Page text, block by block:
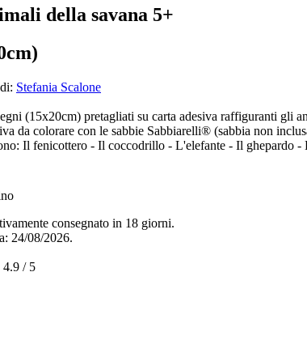
della savana 5+
Stefania Scalone
da colorare con le sabbie Sabbiarelli® (sabbia non
Il fenicottero - Il coccodrillo - L'elefante - Il ghepardo -
i disegni possono essere usati come cartoline per
presenti le istruzioni con gli esempi colore, ma ogni
consegnato in 18 giorni.
24/08/2026.
4.9 / 5